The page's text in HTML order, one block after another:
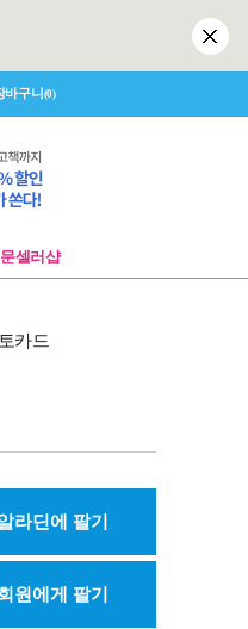
바구니(0)
셀러샵
카드
라딘에 팔기
원에게 팔기